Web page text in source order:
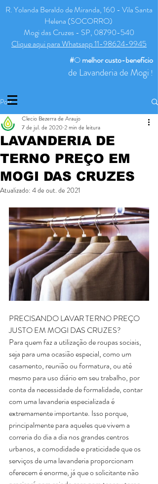
R. Yolanda Beraldo de Miranda, 160 - Vila Santa
Helena (SOCORRO)
Mogi das Cruzes - SP, 08790-540
Clique aqui para Whatsapp 11-98624-9945
#Omelhorcusto-benefício
de Lavanderia de Mogi !
Post
LAVANDERIA DE
TERNO PREÇO EM
MOGI DAS CRUZES
Clecio Bezerra de Araujo
7 de jul. de 2020 2 min de leitura
Atualizado: 4 de out. de 2021
PRECISANDO LAVAR TERNO PREÇO
JUSTO EM MOGI DAS CRUZES?
Para quem faz a utilização de roupas sociais,
seja para uma ocasião especial, como um
casamento, reunião ou formatura, ou até
mesmo para uso diário em seu trabalho, por
conta da necessidade de formalidade, contar
com uma lavanderia especializada é
extremamente importante. Isso porque,
principalmente para aqueles que vivem a
correria do dia a dia nos grandes centros
urbanos, a comodidade e praticidade que os
serviços de uma lavanderia proporcionam
oferecem é enorme, já que o solicitante não